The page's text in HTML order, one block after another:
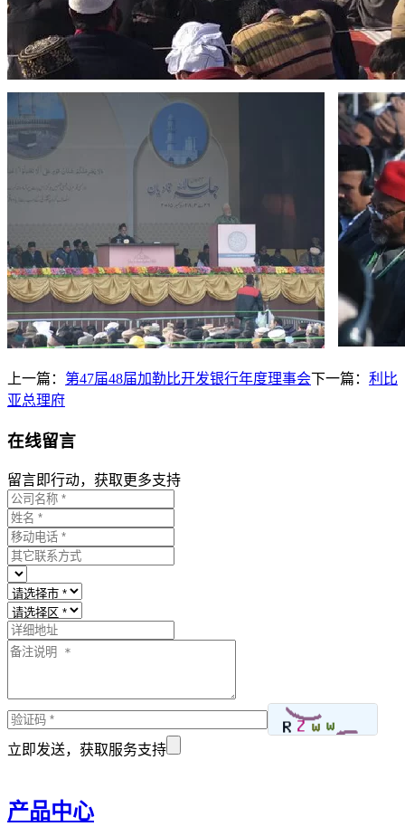
上一篇： 第47届48届加勒比开发银行年度理事会下一篇： 利比
亚总理府
在线留言
留言即行动，获取更多支持
立即发送，获取服务支持
产品中心